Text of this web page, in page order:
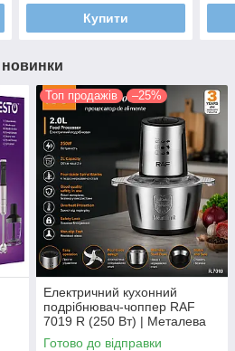
Купити
новинки
Топ продажів –25%
Електричний кухонний
подрібнювач-чоппер RAF
7019 R (250 Вт) | Металева
чаша 2 л та 4 леза з
Готово до відправки